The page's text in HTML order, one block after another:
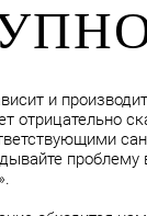
и
проблему